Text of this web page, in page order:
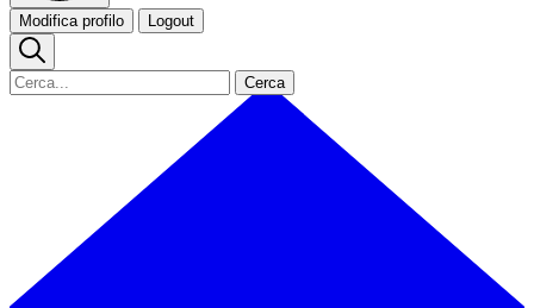
Modifica profilo Logout
Cerca